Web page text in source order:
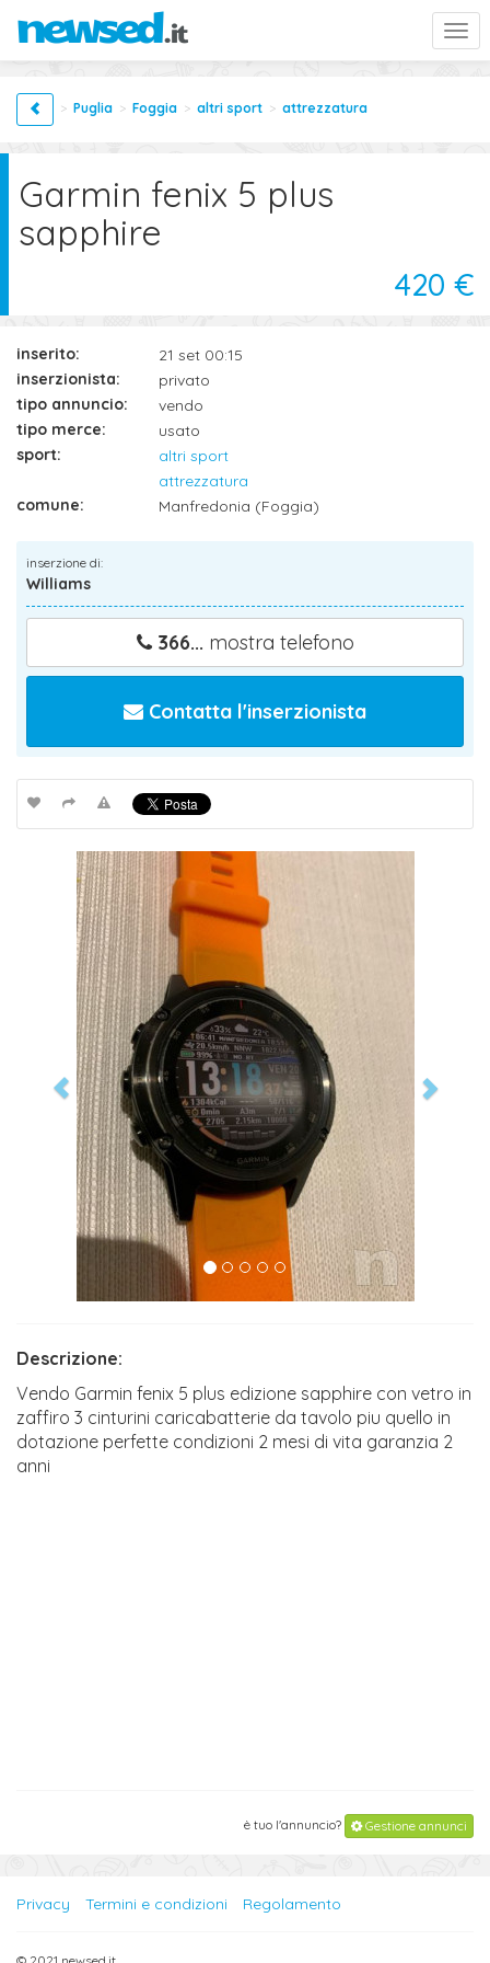
Puglia Foggia altri sport attrezzatura
Garmin fenix 5 plus
sapphire
420 €
inserito:
21 set 00:15
inserzionista:
privato
tipo annuncio:
vendo
tipo merce:
usato
sport:
altri sport
attrezzatura
comune:
Manfredonia (Foggia)
inserzione di:
Williams
366... mostra telefono
Contatta l'inserzionista
Descrizione:
Vendo Garmin fenix 5 plus edizione sapphire con vetro in
zaffiro 3 cinturini caricabatterie da tavolo piu quello in
dotazione perfette condizioni 2 mesi di vita garanzia 2
anni
è tuo l'annuncio? Gestione annunci
Privacy Termini e condizioni Regolamento